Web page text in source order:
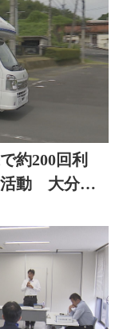
約200回利
動 大分か